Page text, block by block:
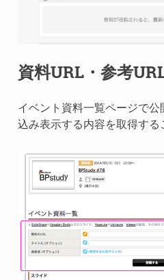
資料URL・参考
イベント資料一覧ページで公
込み表示する内容を取得する